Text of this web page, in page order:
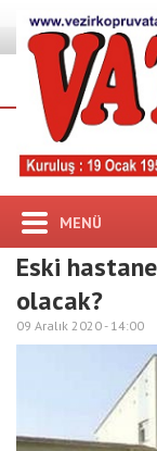
MENÜ
Eski
olacak?
09 Aralık 2020 - 14:00